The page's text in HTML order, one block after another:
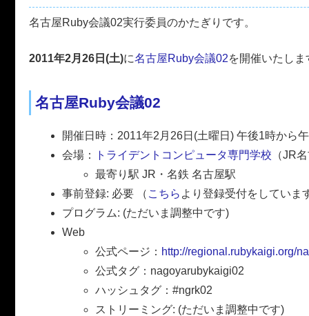
名古屋Ruby会議02実行委員のかたぎりです。
2011年2月26日(土)に名古屋Ruby会議02を開催いたしま
名古屋Ruby会議02
開催日時：2011年2月26日(土曜日) 午後1時から
会場：
トライデントコンピュータ専門学校 （JR
最寄り駅 JR・名鉄 名古屋駅
事前登録: 必要 （ こちら より登録受付をしていま
プログラム: (ただいま調整中です)
Web
公式ページ： http://regional.rubykaigi.org/
公式タグ：nagoyarubykaigi02
ハッシュタグ：#ngrk02
ストリーミング: (ただいま調整中です)